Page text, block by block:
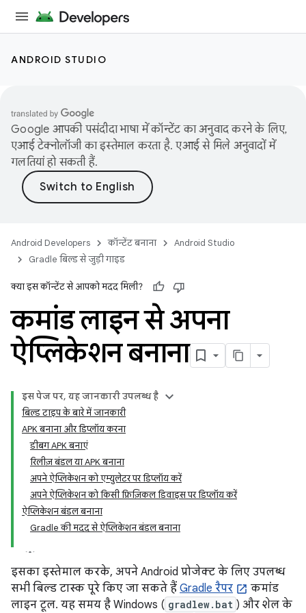
ANDROID STUDIO
Google आपकी पसंदीदा भाषा में कॉन्टेंट का अनुवाद करने के लिए,
एआई टेक्नोलॉजी का इस्तेमाल करता है. एआई से मिले अनुवादों में
गलतियां हो सकती हैं.
Android Developers कॉन्टेंट बनाना
Android Studio
Gradle बिल्ड से जुड़ी गाइड
क्या इस कॉन्टेंट से आपको मदद मिली?
कमांड लाइन से अपना
ऐप्लिकेशन बनाना
इस पेज पर, यह जानकारी उपलब्ध है
बिल्ड टाइप के बारे में जानकारी
APK बनाना और डिप्लॉय करना
डीबग APK बनाएं
रिलीज़ बंडल या APK बनाना
अपने ऐप्लिकेशन को एम्युलेटर पर डिप्लॉय करें
अपने ऐप्लिकेशन को किसी फ़िज़िकल डिवाइस पर डिप्लॉय करें
ऐप्लिकेशन बंडल बनाना
Gradle की मदद से ऐप्लिकेशन बंडल बनाना
इसका इस्तेमाल करके, अपने Android प्रोजेक्ट के लिए उपलब्ध
सभी बिल्ड टास्क पूरे किए जा सकते हैं Gradle रैपर
कमांड
लाइन टूल. यह समय है Windows ( gradlew.bat ) और शेल के